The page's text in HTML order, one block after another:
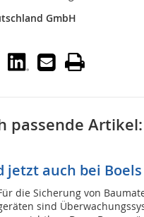
GmbH
passende Artikel:
jetzt auch bei
die Sicherung von
sind